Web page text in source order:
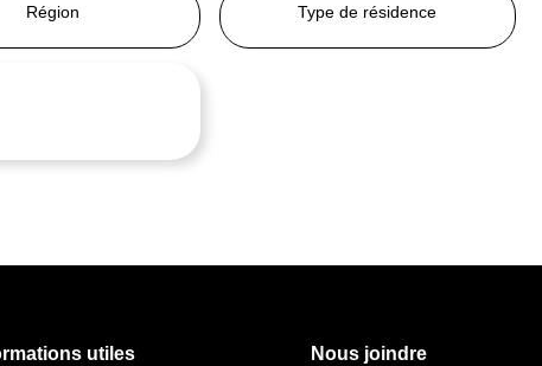
Région Type de résidence
utiles Nous joindre